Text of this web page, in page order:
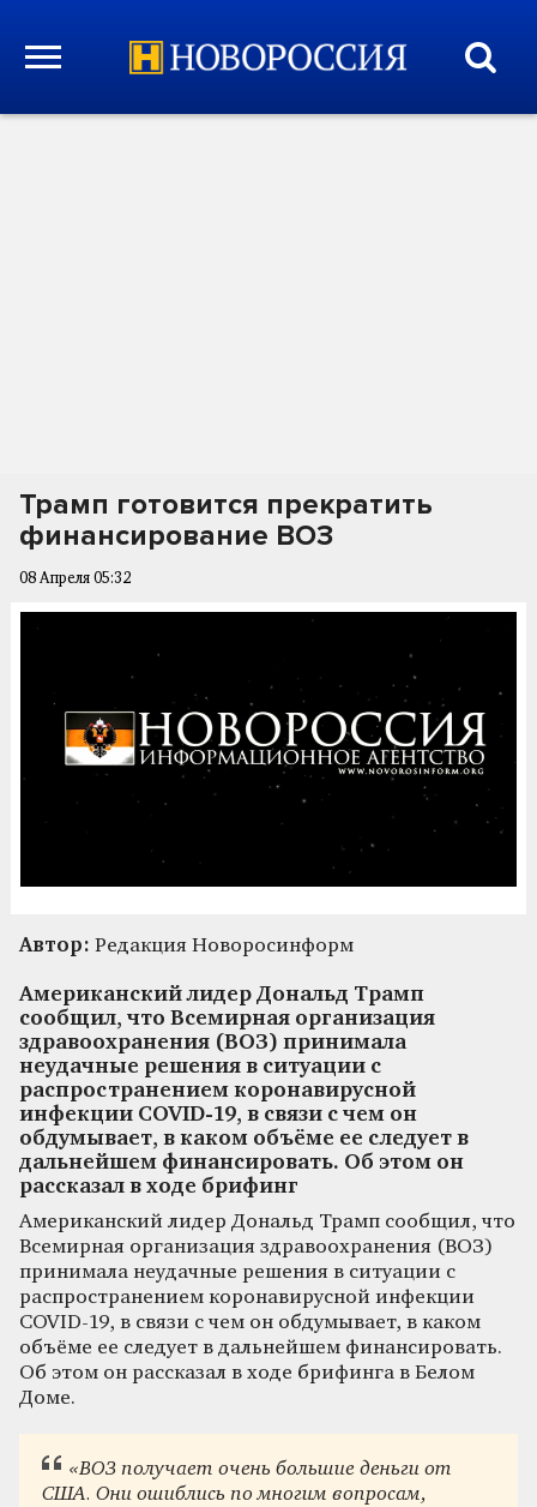
Трамп готовится прекратить
финансирование ВОЗ
08 Апреля 05:32
Автор: Редакция Новоросинформ
Американский лидер Дональд Трамп
сообщил, что Всемирная организация
здравоохранения (ВОЗ) принимала
неудачные решения в ситуации с
распространением коронавирусной
инфекции COVID-19, в связи с чем он
обдумывает, в каком объёме ее следует в
дальнейшем финансировать. Об этом он
рассказал в ходе брифинг
Американский лидер Дональд Трамп сообщил, что
Всемирная организация здравоохранения (ВОЗ)
принимала неудачные решения в ситуации с
распространением коронавирусной инфекции
COVID-19, в связи с чем он обдумывает, в каком
объёме ее следует в дальнейшем финансировать.
Об этом он рассказал в ходе брифинга в Белом
Доме.
«ВОЗ получает очень большие деньги от
США. Они ошиблись по многим вопросам,